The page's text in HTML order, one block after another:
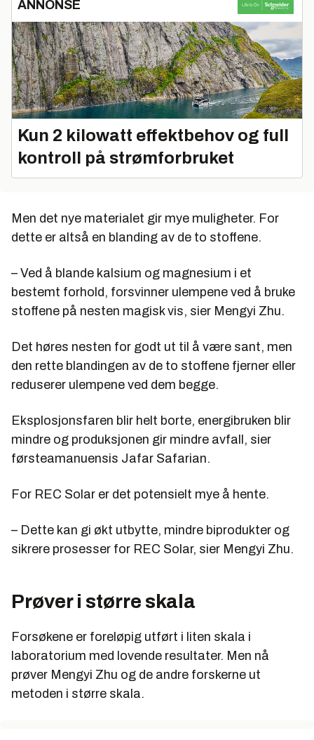
ANNONSE
Kun 2 kilowatt effektbehov og full
kontroll på strømforbruket
Men det nye materialet gir mye muligheter. For
dette er altså en blanding av de to stoffene.
– Ved å blande kalsium og magnesium i et
bestemt forhold, forsvinner ulempene ved å bruke
stoffene på nesten magisk vis, sier Mengyi Zhu.
Det høres nesten for godt ut til å være sant, men
den rette blandingen av de to stoffene fjerner eller
reduserer ulempene ved dem begge.
Eksplosjonsfaren blir helt borte, energibruken blir
mindre og produksjonen gir mindre avfall, sier
førsteamanuensis Jafar Safarian.
For REC Solar er det potensielt mye å hente.
– Dette kan gi økt utbytte, mindre biprodukter og
sikrere prosesser for REC Solar, sier Mengyi Zhu.
Prøver i større skala
Forsøkene er foreløpig utført i liten skala i
laboratorium med lovende resultater. Men nå
prøver Mengyi Zhu og de andre forskerne ut
metoden i større skala.